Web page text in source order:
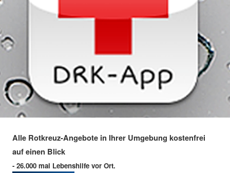
Alle Rotkreuz-Angebote in Ihrer Umgebung kostenfrei
auf einen Blick
- 26.000 mal Lebenshilfe vor Ort.